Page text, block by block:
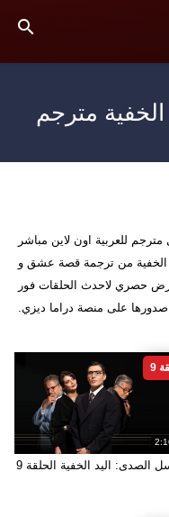
مترجم
للعربية اون لاين مباشر
من ترجمة قصة عشق و
حصري لاحدث الحلقات فور
صدورها على منصة دراما ديزي.
9
الصدى: اليد الخفية الحلقة 9